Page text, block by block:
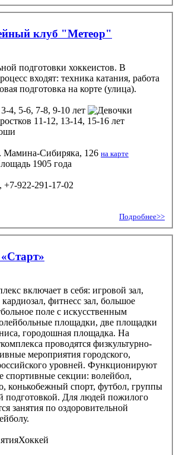
клуб "Метеор"
подготовки хоккеистов. В
входят: техника катания, работа
подготовка на корте (улица).
3-4, 5-6, 7-8, 9-10 лет
11-12, 13-14, 15-16 лет
Мамина-Сибиряка, 126 на карте
1905 года
+7-922-291-17-02
Подробнее>>
включает в себя: игровой зал,
кардиозал, фитнесс зал, большое
поле с искусственным
площадки, две площадки
городошная площадка. На
проводятся физкультурно-
мероприятия городского,
уровней. Функционируют
спортивные секции: волейбол,
конькобежный спорт, футбол, группы
подготовкой. Для людей пожилого
занятия по оздоровительной
Хоккей